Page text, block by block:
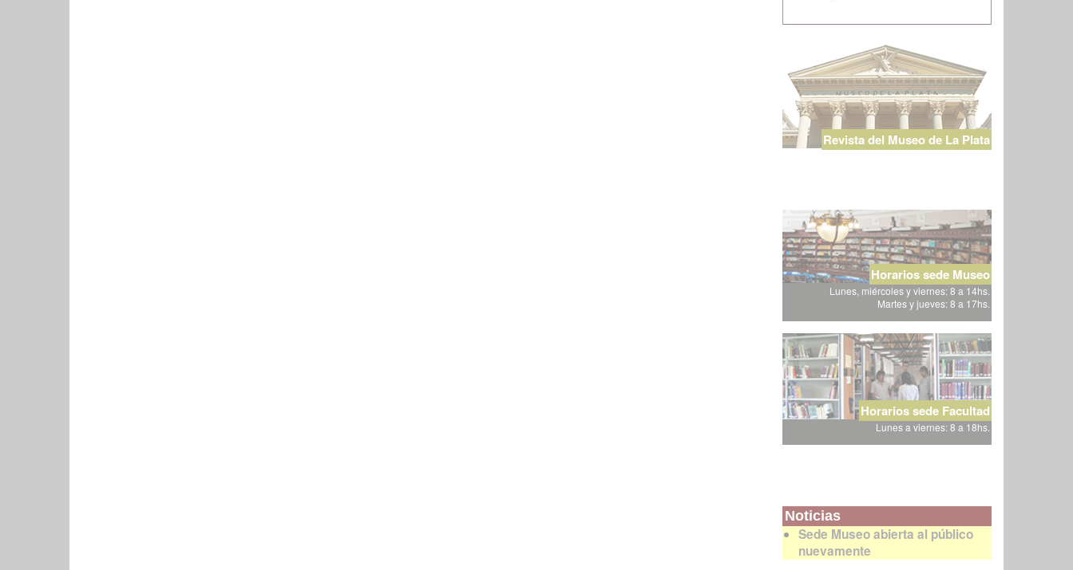
Revista del Museo de La Plata
Horarios sede Museo
Lunes, miércoles y viernes: 8 a 14hs.
Martes y jueves: 8 a 17hs.
Horarios sede Facultad
Lunes a viernes: 8 a 18hs.
Noticias
Sede Museo abierta al público
nuevamente